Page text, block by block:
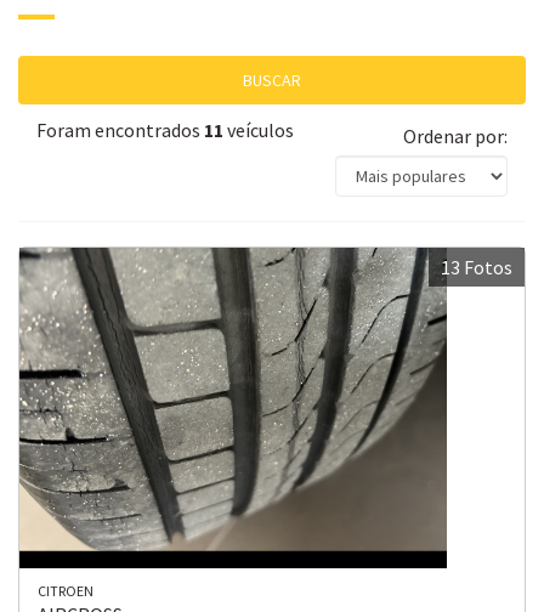
BUSCAR
Foram encontrados 11 veículos Ordenar por:
13 Fotos
CITROEN